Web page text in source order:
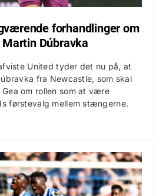
forhandlinger om
Dúbravka
United tyder det nu på, at
fra Newcastle, som skal
om rollen som at være
førstevalg mellem stængerne.